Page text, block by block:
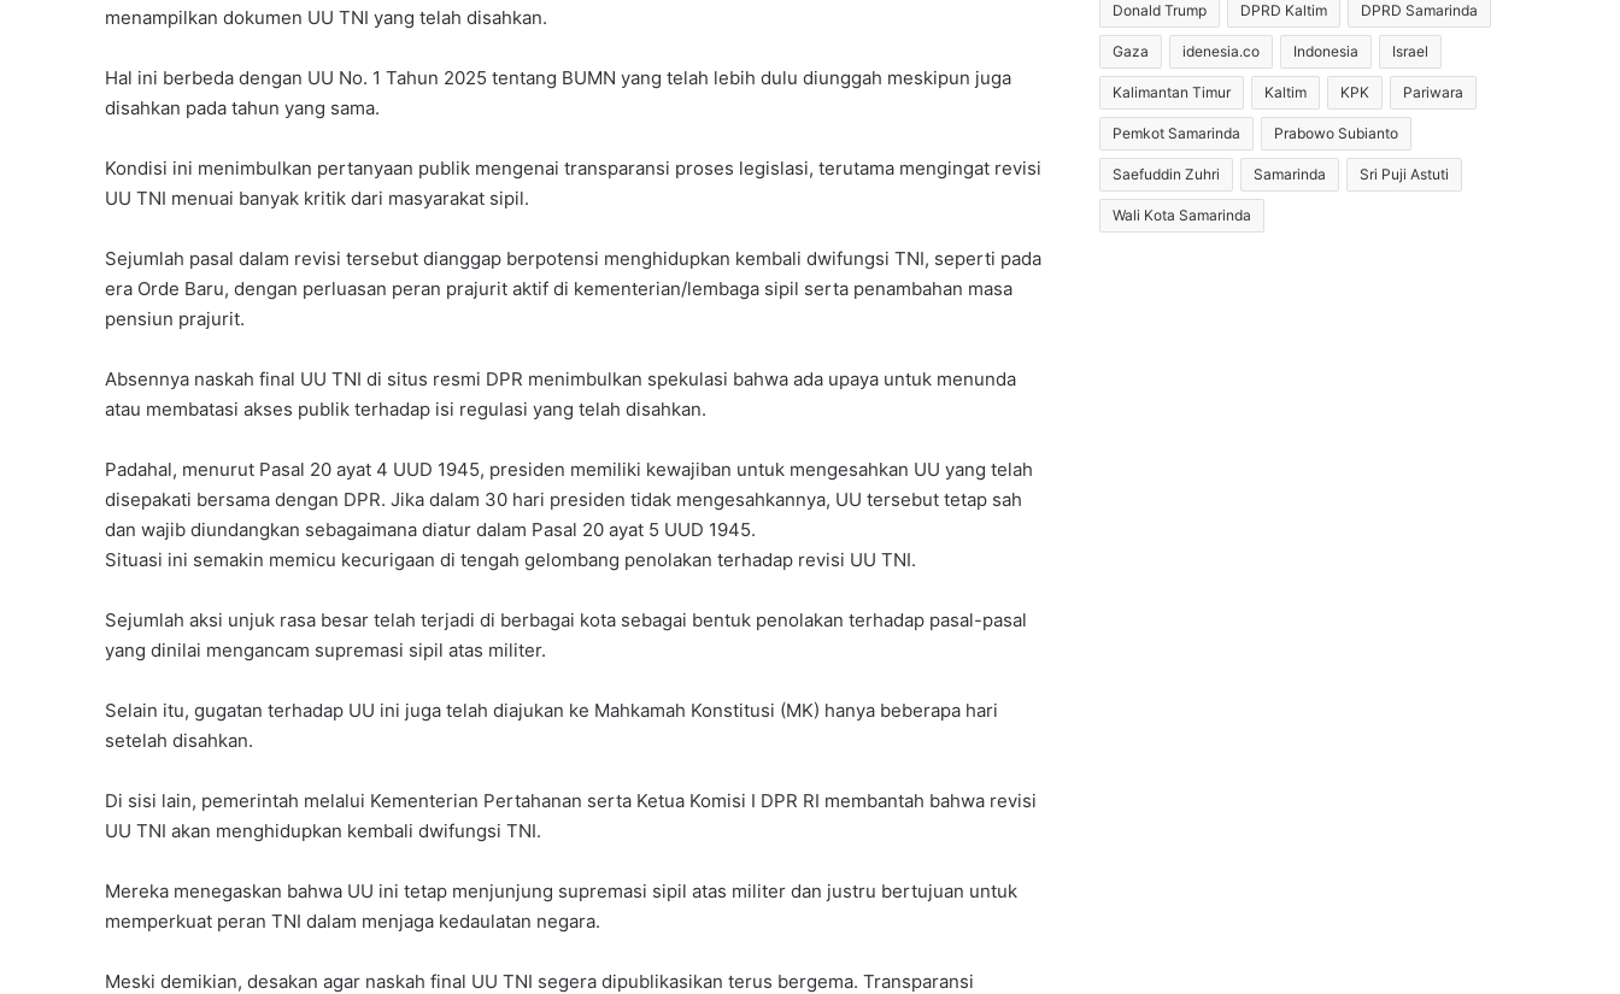
menampilkan dokumen UU TNI yang telah disahkan.
Hal ini berbeda dengan UU No. 1 Tahun 2025 tentang BUMN yang telah lebih dulu diunggah meskipun juga
disahkan pada tahun yang sama.
Kondisi ini menimbulkan pertanyaan publik mengenai transparansi proses legislasi, terutama mengingat revisi
UU TNI menuai banyak kritik dari masyarakat sipil.
Sejumlah pasal dalam revisi tersebut dianggap berpotensi menghidupkan kembali dwifungsi TNI, seperti pada
era Orde Baru, dengan perluasan peran prajurit aktif di kementerian/lembaga sipil serta penambahan masa
pensiun prajurit.
Absennya naskah final UU TNI di situs resmi DPR menimbulkan spekulasi bahwa ada upaya untuk menunda
atau membatasi akses publik terhadap isi regulasi yang telah disahkan.
Padahal, menurut Pasal 20 ayat 4 UUD 1945, presiden memiliki kewajiban untuk mengesahkan UU yang telah
disepakati bersama dengan DPR. Jika dalam 30 hari presiden tidak mengesahkannya, UU tersebut tetap sah
dan wajib diundangkan sebagaimana diatur dalam Pasal 20 ayat 5 UUD 1945.
Situasi ini semakin memicu kecurigaan di tengah gelombang penolakan terhadap revisi UU TNI.
Sejumlah aksi unjuk rasa besar telah terjadi di berbagai kota sebagai bentuk penolakan terhadap pasal-pasal
yang dinilai mengancam supremasi sipil atas militer.
Selain itu, gugatan terhadap UU ini juga telah diajukan ke Mahkamah Konstitusi (MK) hanya beberapa hari
setelah disahkan.
Di sisi lain, pemerintah melalui Kementerian Pertahanan serta Ketua Komisi I DPR RI membantah bahwa revisi
UU TNI akan menghidupkan kembali dwifungsi TNI.
Mereka menegaskan bahwa UU ini tetap menjunjung supremasi sipil atas militer dan justru bertujuan untuk
memperkuat peran TNI dalam menjaga kedaulatan negara.
Meski demikian, desakan agar naskah final UU TNI segera dipublikasikan terus bergema. Transparansi
Donald Trump DPRD Kaltim DPRD Samarinda
Gaza idenesia.co Indonesia Israel
Kalimantan Timur Kaltim KPK Pariwara
Pemkot Samarinda Prabowo Subianto
Saefuddin Zuhri Samarinda Sri Puji Astuti
Wali Kota Samarinda